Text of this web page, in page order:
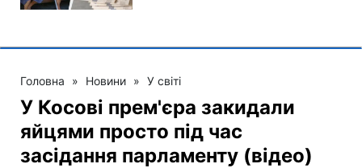
Головна » Новини » У світі
У Косові прем'єра закидали
яйцями просто під час
засідання парламенту (відео)